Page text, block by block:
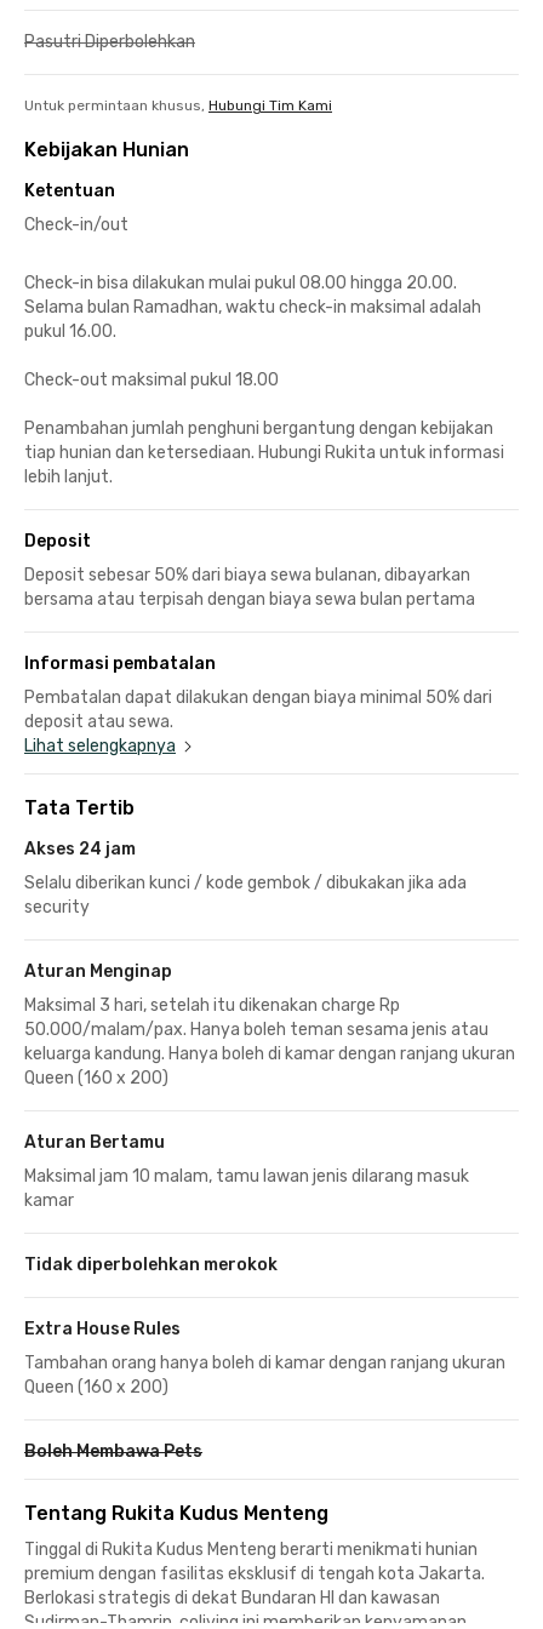
Pasutri Diperbolehkan
Untuk permintaan khusus, Hubungi Tim Kami
Kebijakan Hunian
Ketentuan
Check-in/out
Check-in bisa dilakukan mulai pukul 08.00 hingga 20.00.
Selama bulan Ramadhan, waktu check-in maksimal adalah
pukul 16.00.
Check-out maksimal pukul 18.00
Penambahan jumlah penghuni bergantung dengan kebijakan
tiap hunian dan ketersediaan. Hubungi Rukita untuk informasi
lebih lanjut.
Deposit
Deposit sebesar 50% dari biaya sewa bulanan, dibayarkan
bersama atau terpisah dengan biaya sewa bulan pertama
Informasi pembatalan
Pembatalan dapat dilakukan dengan biaya minimal 50% dari
deposit atau sewa.
Lihat selengkapnya
Tata Tertib
Akses 24 jam
Selalu diberikan kunci / kode gembok / dibukakan jika ada
security
Aturan Menginap
Maksimal 3 hari, setelah itu dikenakan charge Rp
50.000/malam/pax. Hanya boleh teman sesama jenis atau
keluarga kandung. Hanya boleh di kamar dengan ranjang ukuran
Queen (160 x 200)
Aturan Bertamu
Maksimal jam 10 malam, tamu lawan jenis dilarang masuk
kamar
Tidak diperbolehkan merokok
Extra House Rules
Tambahan orang hanya boleh di kamar dengan ranjang ukuran
Queen (160 x 200)
Boleh Membawa Pets
Tentang Rukita Kudus Menteng
Tinggal di Rukita Kudus Menteng berarti menikmati hunian
premium dengan fasilitas eksklusif di tengah kota Jakarta.
Berlokasi strategis di dekat Bundaran HI dan kawasan
Sudirman-Thamrin, coliving ini memberikan kenyamanan